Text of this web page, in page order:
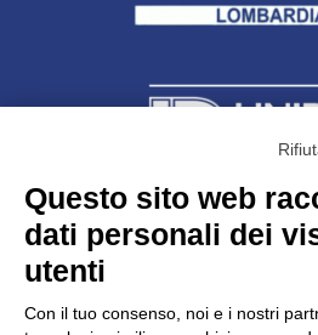
Unidata s.r.lcon
Largo dell’Artigianato, 1 -
C.F. 00481790145 -
Questo sito web
dati personali dei
utenti
Con il tuo consenso, noi e i nostri